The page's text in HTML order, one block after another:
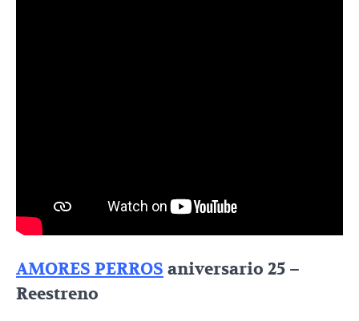
AMORES PERROS aniversario 25 –
Reestreno